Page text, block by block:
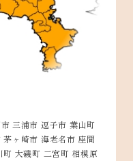
三浦市 逗子市 葉山町
ヶ崎市 海老名市 座間
大磯町 二宮町 相模原